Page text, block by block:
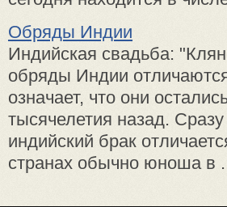
Обряды Индии
Индийская свадьба:
обряды Индии
означает, что они
тысячелетия назад.
индийский брак
странах обычно юноша в